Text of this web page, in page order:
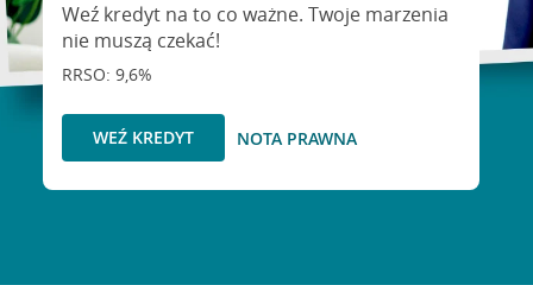
Weź kredyt na to co ważne. Twoje marzenia
nie muszą czekać!
RRSO: 9,6%
WEŹ KREDYT NOTA PRAWNA